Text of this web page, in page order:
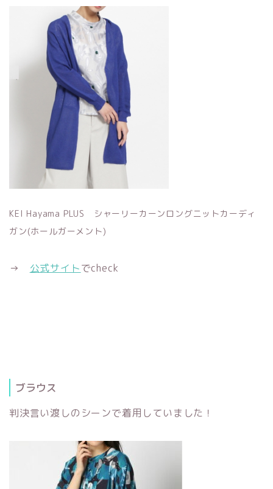
KEI Hayama PLUS シャーリーカーンロングニットカーディ
ガン(ホールガーメント)
→ 公式サイトでcheck
ブラウス
判決言い渡しのシーンで着用していました！